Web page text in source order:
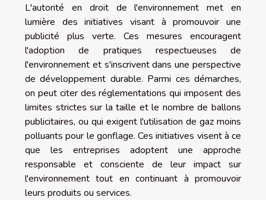
L'autorité en droit de l'environnement met en
lumière des initiatives visant à promouvoir une
publicité plus verte. Ces mesures encouragent
l'adoption de pratiques respectueuses de
l'environnement et s'inscrivent dans une perspective
de développement durable. Parmi ces démarches,
on peut citer des réglementations qui imposent des
limites strictes sur la taille et le nombre de ballons
publicitaires, ou qui exigent l'utilisation de gaz moins
polluants pour le gonflage. Ces initiatives visent à ce
que les entreprises adoptent une approche
responsable et consciente de leur impact sur
l'environnement tout en continuant à promouvoir
leurs produits ou services.